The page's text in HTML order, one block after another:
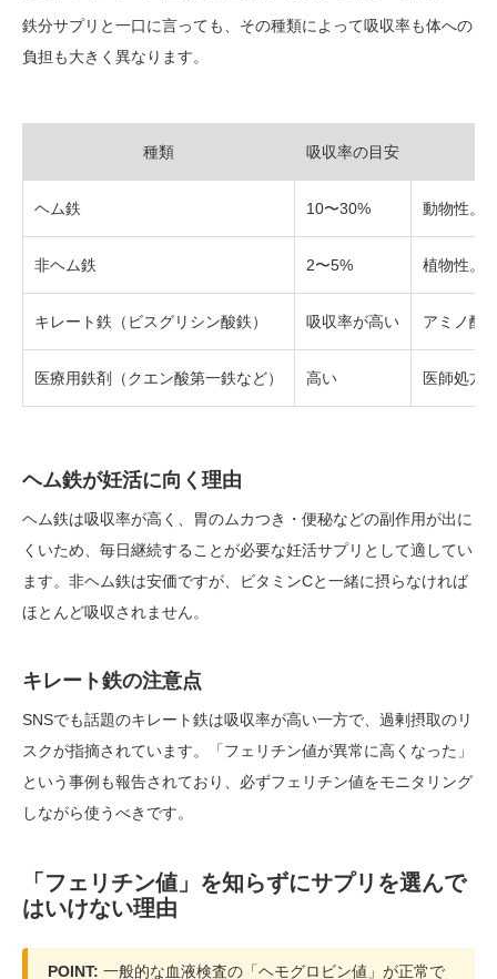
鉄分サプリと一口に言っても、その種類によって吸収率も体への
負担も大きく異なります。
種類 吸収率の目安
ヘム鉄 10〜30% 動物性。
非ヘム鉄 2〜5% 植物性。
キレート鉄（ビスグリシン酸鉄） 吸収率が高い アミノ酸
医療用鉄剤（クエン酸第一鉄など） 高い 医師処方
ヘム鉄が妊活に向く理由
ヘム鉄は吸収率が高く、胃のムカつき・便秘などの副作用が出に
くいため、毎日継続することが必要な妊活サプリとして適してい
ます。非ヘム鉄は安価ですが、ビタミンCと一緒に摂らなければ
ほとんど吸収されません。
キレート鉄の注意点
SNSでも話題のキレート鉄は吸収率が高い一方で、過剰摂取のリ
スクが指摘されています。「フェリチン値が異常に高くなった」
という事例も報告されており、必ずフェリチン値をモニタリング
しながら使うべきです。
「フェリチン値」を知らずにサプリを選んで
はいけない理由
POINT: 一般的な血液検査の「ヘモグロビン値」が正常で